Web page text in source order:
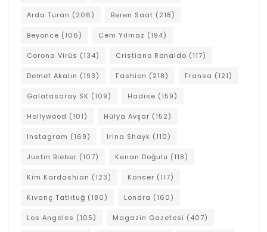
Arda Turan (206) Beren Saat (218)
Beyonce (106) Cem Yılmaz (194)
Corona Virüs (134) Cristiano Ronaldo (117)
Demet Akalın (193) Fashion (218) Fransa (121)
Galatasaray SK (109) Hadise (159)
Hollywood (101) Hülya Avşar (152)
Instagram (169) Irina Shayk (110)
Justin Bieber (107) Kenan Doğulu (118)
Kim Kardashian (123) Konser (117)
Kıvanç Tatlıtuğ (180) Londra (160)
Los Angeles (105) Magazin Gazetesi (407)